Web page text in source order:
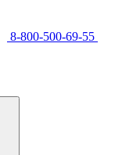
8-800-500-69-55